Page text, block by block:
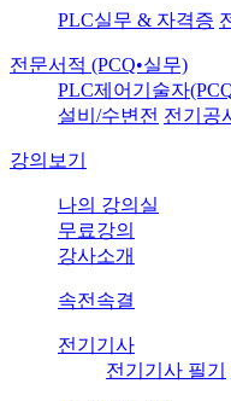
PLC실무 & 자격증
전문서적 (PCQ•실무)
PLC제어기술자
설비/수변전 전기공
강의보기
나의 강의실
무료강의
강사소개
속전속결
전기기사
전기기사 필기